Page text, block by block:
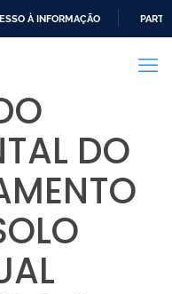
À INFORMAÇÃO
DO